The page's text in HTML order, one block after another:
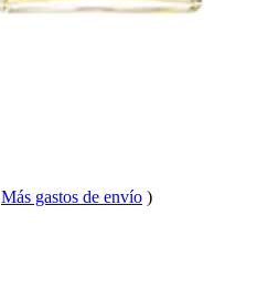
Más gastos de envío )